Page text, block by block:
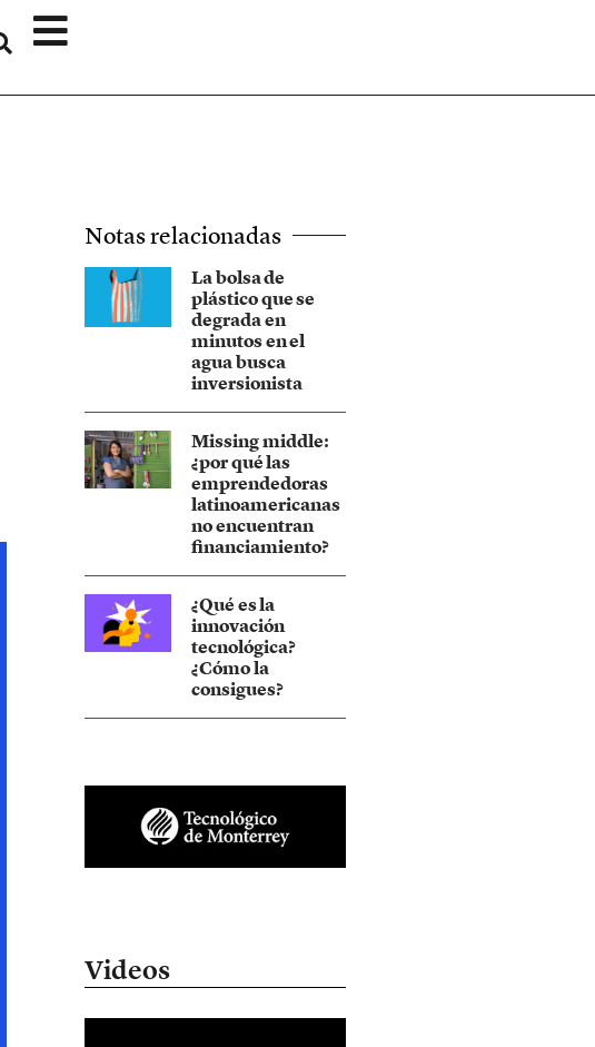
Notas relacionadas
La bolsa de
plástico que se
degrada en
minutos en el
agua busca
inversionista
Missing middle:
¿por qué las
emprendedoras
latinoamericanas
no encuentran
financiamiento?
¿Qué es la
innovación
tecnológica?
¿Cómo la
consigues?
Videos